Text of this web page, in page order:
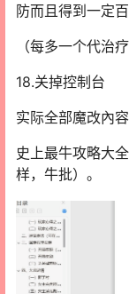
防而且得到一定
（每多一个代治
18.关掉控制台
实际全部魔改內
史上最牛攻略大
样，牛批）。